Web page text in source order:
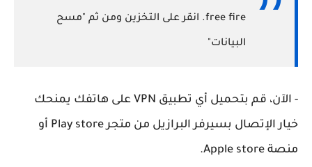
free fire. انقر على التخزين ومن ثم "مسح
البيانات"
- الآن، قم بتحميل أي تطبيق VPN على هاتفك يمنحك
خيار الإتصال بسيرفر البرازيل من متجر Play store أو
منصة Apple store.